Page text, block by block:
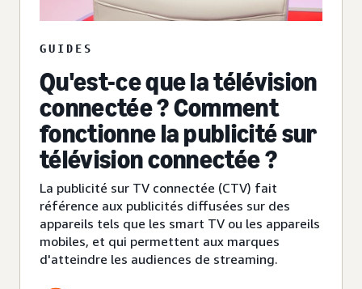
GUIDES
Qu'est-ce que la télévision
connectée ? Comment
fonctionne la publicité sur
télévision connectée ?
La publicité sur TV connectée (CTV) fait
référence aux publicités diffusées sur des
appareils tels que les smart TV ou les appareils
mobiles, et qui permettent aux marques
d'atteindre les audiences de streaming.